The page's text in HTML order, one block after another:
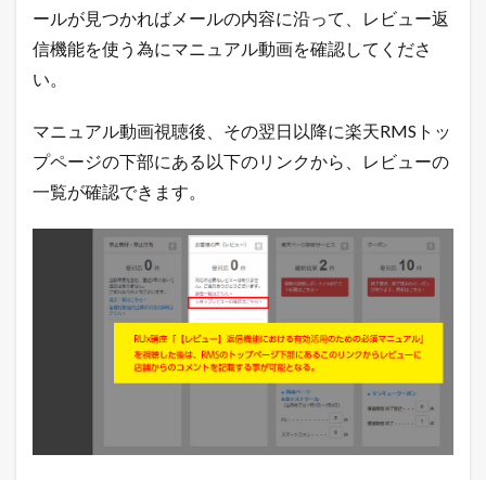
ールが見つかればメールの内容に沿って、レビュー返
信機能を使う為にマニュアル動画を確認してくださ
い。
マニュアル動画視聴後、その翌日以降に楽天RMSトッ
プページの下部にある以下のリンクから、レビューの
一覧が確認できます。